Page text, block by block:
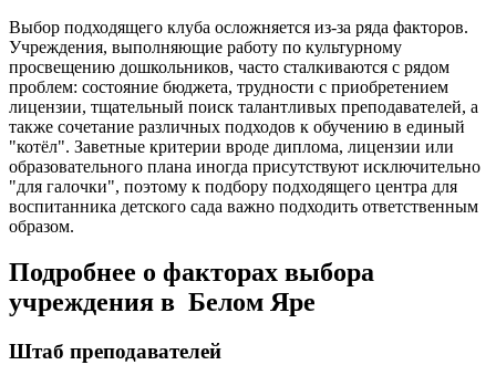
Выбор подходящего клуба осложняется из-за ряда факторов.
Учреждения, выполняющие работу по культурному
просвещению дошкольников, часто сталкиваются с рядом
проблем: состояние бюджета, трудности с приобретением
лицензии, тщательный поиск талантливых преподавателей, а
также сочетание различных подходов к обучению в единый
"котёл". Заветные критерии вроде диплома, лицензии или
образовательного плана иногда присутствуют исключительно
"для галочки", поэтому к подбору подходящего центра для
воспитанника детского сада важно подходить ответственным
образом.
Подробнее о факторах выбора
учреждения в Белом Яре
Штаб преподавателей